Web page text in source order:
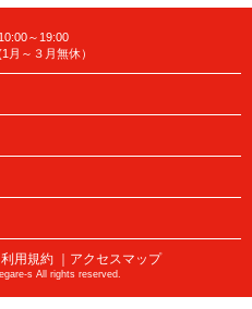
～19:00
月～３月無休）
利用規約 ｜アクセスマップ
s All rights reserved.